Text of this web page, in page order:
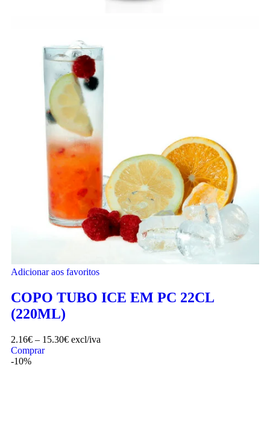
Adicionar aos favoritos
COPO TUBO ICE EM PC 22CL
(220ML)
2.16€ – 15.30€ excl/iva
Comprar
-10%